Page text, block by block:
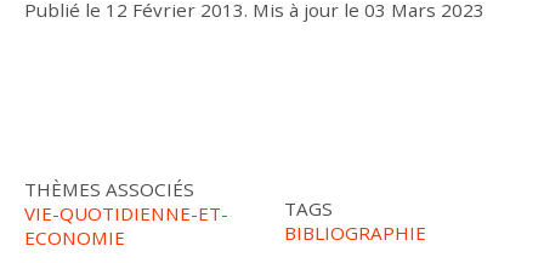
Publié le 12 Février 2013. Mis à jour le 03 Mars 2023
THÈMES ASSOCIÉS
VIE-QUOTIDIENNE-ET-
ECONOMIE
TAGS
BIBLIOGRAPHIE